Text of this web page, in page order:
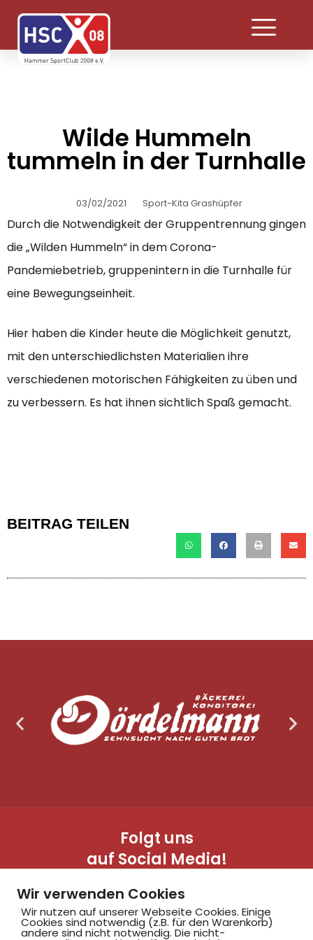
Wilde Hummeln
tummeln in der Turnhalle
03/02/2021 Sport-Kita Grashüpfer
Durch die Notwendigkeit der Gruppentrennung gingen
die „Wilden Hummeln“ in dem Corona-
Pandemiebetrieb, gruppenintern in die Turnhalle für
eine Bewegungseinheit.
Hier haben die Kinder heute die Möglichkeit genutzt,
mit den unterschiedlichsten Materialien ihre
verschiedenen motorischen Fähigkeiten zu üben und
zu verbessern. Es hat ihnen sichtlich Spaß gemacht.
BEITRAG TEILEN
Folgt uns
auf Social Media!
Wir verwenden Cookies
Wir nutzen auf unserer Webseite Cookies. Einige
Cookies sind notwendig (z.B. für den Warenkorb)
andere sind nicht notwendig. Die nicht-